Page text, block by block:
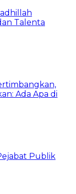
Talenta
Ada Apa di
Publik